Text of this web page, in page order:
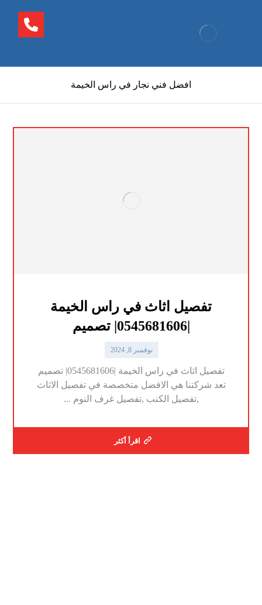
افضل فني نجار في راس الخيمة
تفصيل اثاث في راس الخيمة
|0545681606| تصميم
نوفمبر 8, 2024
تفصيل اثاث في راس الخيمة |0545681606| تصميم
تعد شركتنا هي الافضل متخصصة في تفصيل الاثاث
,تفصيل الكنب ,تفصيل غرف النوم ...
اقرأ أكثر